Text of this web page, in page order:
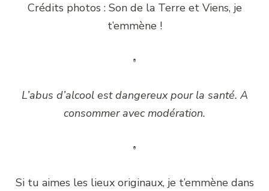
Crédits photos : Son de la Terre et Viens, je
t’emmène !
L’abus d’alcool est dangereux pour la santé. A
consommer avec modération.
Si tu aimes les lieux originaux, je t’emmène dans